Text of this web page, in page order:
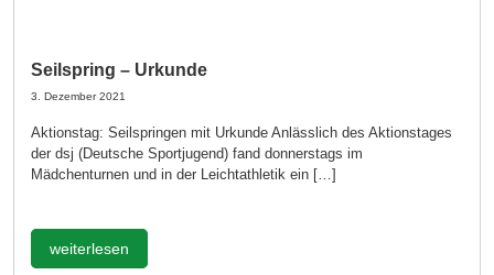
Seilspring – Urkunde
3. Dezember 2021
Aktionstag: Seilspringen mit Urkunde Anlässlich des Aktionstages
der dsj (Deutsche Sportjugend) fand donnerstags im
Mädchenturnen und in der Leichtathletik ein […]
weiterlesen